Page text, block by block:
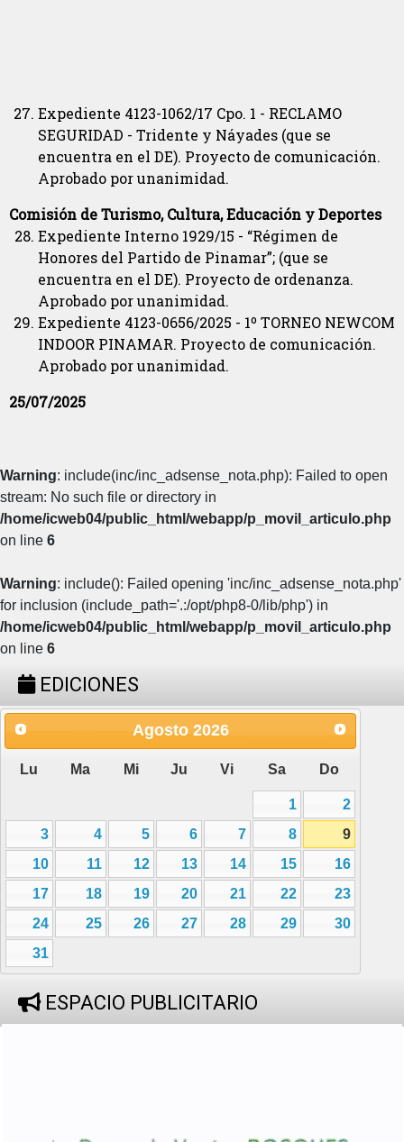
Expediente 4123-1062/17 Cpo. 1 - RECLAMO
SEGURIDAD - Tridente y Náyades (que se
encuentra en el DE). Proyecto de comunicación.
Aprobado por unanimidad.
Comisión de Turismo, Cultura, Educación y Deportes
Expediente Interno 1929/15 - “Régimen de
Honores del Partido de Pinamar”; (que se
encuentra en el DE). Proyecto de ordenanza.
Aprobado por unanimidad.
Expediente 4123-0656/2025 - 1º TORNEO NEWCOM
INDOOR PINAMAR. Proyecto de comunicación.
Aprobado por unanimidad.
25/07/2025
Warning: include(inc/inc_adsense_nota.php): Failed to open
stream: No such file or directory in
/home/icweb04/public_html/webapp/p_movil_articulo.php
on line 6
Warning: include(): Failed opening 'inc/inc_adsense_nota.php'
for inclusion (include_path='.:/opt/php8-0/lib/php') in
/home/icweb04/public_html/webapp/p_movil_articulo.php
on line 6
EDICIONES
Agosto 2026
Lu Ma Mi Ju Vi Sa Do
1
2
3
4 5 6 7 8
9
10
11 12 13 14 15
16
17
18 19 20 21 22
23
24
25 26 27 28 29
30
31
ESPACIO PUBLICITARIO